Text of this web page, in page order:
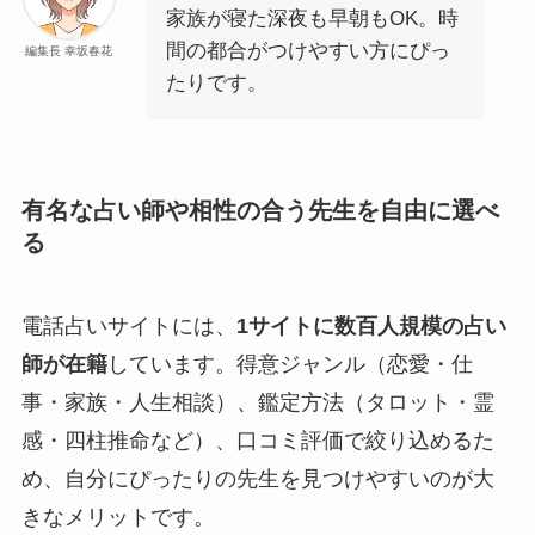
編集長 幸坂春花
家族が寝た深夜も早朝もOK。時
間の都合がつけやすい方にぴっ
たりです。
有名な占い師や相性の合う先生を自由に選べ
る
電話占いサイトには、 1サイトに数百人規模の占い
師が在籍しています。得意ジャンル（恋愛・仕
事・家族・人生相談）、鑑定方法（タロット・霊
感・四柱推命など）、口コミ評価で絞り込めるた
め、自分にぴったりの先生を見つけやすいのが大
きなメリットです。